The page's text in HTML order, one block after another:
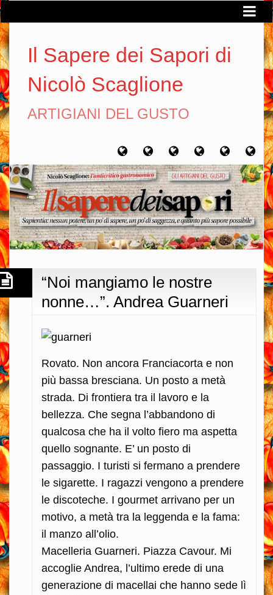
Il Sapere dei Sapori di
Nicolò Scaglione
ARTIGIANI DEL GUSTO
Home Chi
sono
Artigiani
del
gusto
Viaggi
del
gusto
Filosofia
del
gusto
“Noi mangiamo le nostre
nonne…”. Andrea Guarneri
Rovato. Non ancora Franciacorta e non
più bassa bresciana. Un posto a metà
strada. Di frontiera tra il lavoro e la
bellezza. Che segna l’abbandono di
qualcosa che ha il volto fiero ma aspetta
quello sognante. E’ un posto di
passaggio. I turisti si fermano a prendere
le sigarette. I ragazzi vengono a prendere
le discoteche. I gourmet arrivano per un
motivo, a metà tra la leggenda e la fama:
il manzo all’olio.
Macelleria Guarneri. Piazza Cavour. Mi
accoglie Andrea, l’ultimo erede di una
generazione di macellai che hanno sede lì